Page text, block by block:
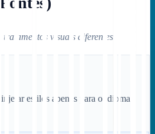
visuais diferentes.
injetar estilos apenas para o idioma